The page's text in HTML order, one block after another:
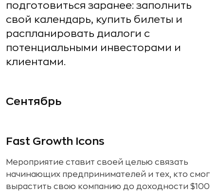
подготовиться заранее: заполнить
свой календарь, купить билеты и
распланировать диалоги с
потенциальными инвесторами и
клиентами.
Сентябрь
Fast Growth Icons
Мероприятие ставит своей целью связать
начинающих предпринимателей и тех, кто смог
вырастить свою компанию до доходности $100